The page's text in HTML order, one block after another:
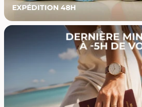
EXPÉDITION 48H